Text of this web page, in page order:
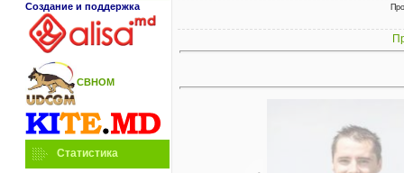
Создание и поддержка
СВНОМ
Статистика